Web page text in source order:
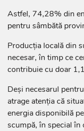
Astfel, 74,28% din
pentru sâmbătă
Producția locală din
necesar, în timp ce
contribuie cu doar
Deși necesarul
atrage atenția că
energia disponibilă
scumpă, în special în